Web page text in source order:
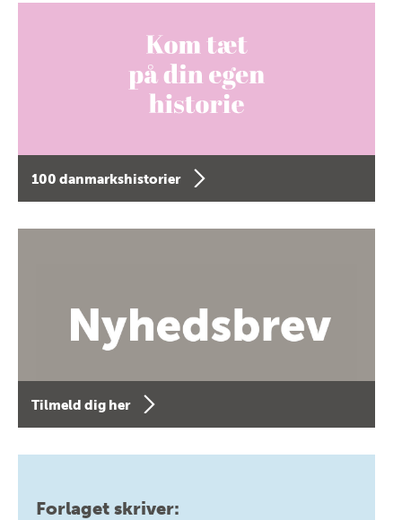
100 danmarkshistorier
Tilmeld dig her
Forlaget skriver: